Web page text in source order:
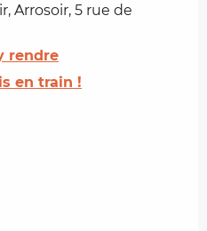
Arrosoir, 5 rue de
rendre
en train !